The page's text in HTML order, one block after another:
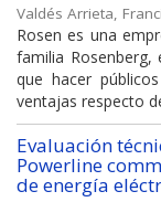
Valdés Arrieta,
Rosen es una
familia
que hacer
ventajas respecto
Evaluación
Powerline
de energía